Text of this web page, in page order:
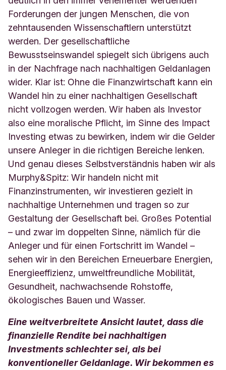
Forderungen der jungen Menschen, die von
zehntausenden Wissenschaftlern unterstützt
werden. Der gesellschaftliche
Bewusstseinswandel spiegelt sich übrigens auch
in der Nachfrage nach nachhaltigen Geldanlagen
wider. Klar ist: Ohne die Finanzwirtschaft kann ein
Wandel hin zu einer nachhaltigen Gesellschaft
nicht vollzogen werden. Wir haben als Investor
also eine moralische Pflicht, im Sinne des Impact
Investing etwas zu bewirken, indem wir die Gelder
unsere Anleger in die richtigen Bereiche lenken.
Und genau dieses Selbstverständnis haben wir als
Murphy&Spitz: Wir handeln nicht mit
Finanzinstrumenten, wir investieren gezielt in
nachhaltige Unternehmen und tragen so zur
Gestaltung der Gesellschaft bei. Großes Potential
– und zwar im doppelten Sinne, nämlich für die
Anleger und für einen Fortschritt im Wandel –
sehen wir in den Bereichen Erneuerbare Energien,
Energieeffizienz, umweltfreundliche Mobilität,
Gesundheit, nachwachsende Rohstoffe,
ökologisches Bauen und Wasser.
Eine weitverbreitete Ansicht lautet, dass die
finanzielle Rendite bei nachhaltigen
Investments schlechter sei, als bei
konventioneller Geldanlage. Wir bekommen es